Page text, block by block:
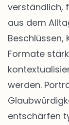
verständlich,
aus dem
Formate
werden.
entschärfen